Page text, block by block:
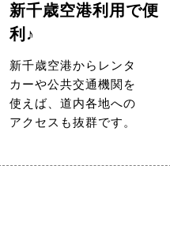
新千歳空港利用で便
利♪
新千歳空港からレンタ
カーや公共交通機関を
使えば、道内各地への
アクセスも抜群です。